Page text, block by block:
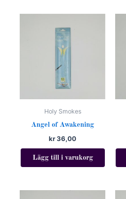
Holy Smokes
Angel of Awakening
kr36,00
Lägg till i varukorg